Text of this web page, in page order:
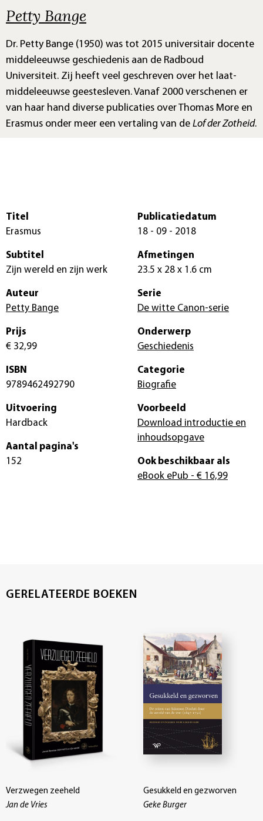
Petty Bange
Dr. Petty Bange (1950) was tot 2015 universitair docente
middeleeuwse geschiedenis aan de Radboud
Universiteit. Zij heeft veel geschreven over het laat-
middeleeuwse geestesleven. Vanaf 2000 verschenen er
van haar hand diverse publicaties over Thomas More en
Erasmus onder meer een vertaling van de Lof der Zotheid.
Titel
Erasmus
Subtitel
Zijn wereld en zijn werk
Auteur
Petty Bange
Prijs
€ 32,99
ISBN
9789462492790
Uitvoering
Hardback
Aantal pagina's
152
Publicatiedatum
18 - 09 - 2018
Afmetingen
23.5 x 28 x 1.6 cm
Serie
De witte Canon-serie
Onderwerp
Geschiedenis
Categorie
Biografie
Voorbeeld
Download introductie en
inhoudsopgave
Ook beschikbaar als
eBook ePub - € 16,99
GERELATEERDE BOEKEN
Verzwegen zeeheld
Jan de Vries
Gesukkeld en gezworven
Geke Burger